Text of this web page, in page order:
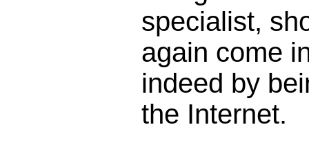
specialist,
again come
indeed by
the Internet.